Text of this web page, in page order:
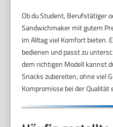
Ob du Student, Berufstätiger
Sandwichmaker mit gutem
im Alltag viel Komfort bieten.
bedienen und passt zu
dem richtigen Modell kannst
Snacks zubereiten, ohne viel
Kompromisse bei der Qualität